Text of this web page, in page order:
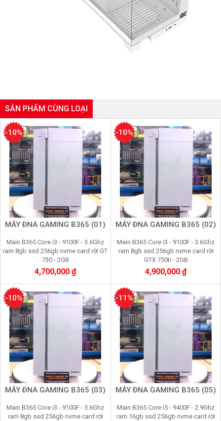
SẢN PHẨM CÙNG LOẠI
MÁY ĐNA GAMING B365 (01)
Main B365 Core i3 - 9100F - 3.6Ghz
ram 8gb ssd 256gb nvme card rời GT
730 - 2GB
4,700,000 ₫
-10%
MÁY ĐNA GAMING B365 (02)
Main B365 Core i3 - 9100F - 3.6Ghz
ram 8gb ssd 256gb nvme card rời
GTX 750ti - 2GB
4,900,000 ₫
-10%
MÁY ĐNA GAMING B365 (03)
Main B365 Core i3 - 9100F - 3.6Ghz
ram 8gb ssd 256gb nvme card rời
-10%
MÁY ĐNA GAMING B365 (05)
Main B365 Core i5 - 9400F - 2.9Ghz
ram 16gb ssd 256gb nvme card rời
-11%